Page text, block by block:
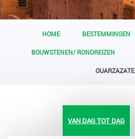
HOME BESTEMMINGEN
BOUWSTENEN/ RONDREIZEN
OUARZAZATE
VAN DAG TOT DAG